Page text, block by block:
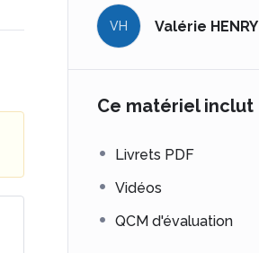
VH Valérie HENRY
Ce matériel inclut
Livrets PDF
Vidéos
QCM d'évaluation